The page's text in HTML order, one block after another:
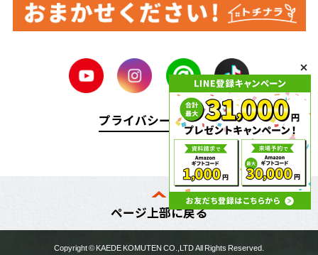
プライバシーポリシー
ページ上部に戻る
Copyright ©KAEDE KOMUTENCO.,LTD All Rights Reserved.